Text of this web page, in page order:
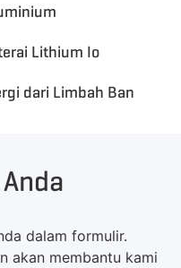
Lithium Io
dari Limbah Ban
dalam formulir.
akan membantu kami